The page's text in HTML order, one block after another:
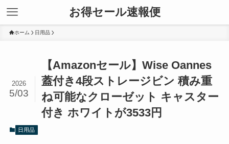
お得セール速報便
ホーム 日用品
【Amazonセール】Wise Oannes
蓋付き4段ストレージビン 積み重
ね可能なクローゼット キャスター
付き ホワイトが3533円
2026
5/03
日用品